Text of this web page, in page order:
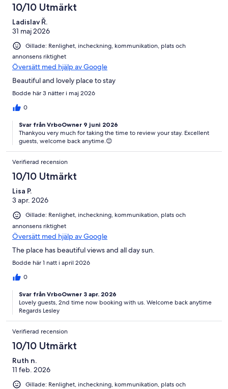
10/10 Utmärkt
Ladislav Ř.
31 maj 2026
Gillade: Renlighet, incheckning, kommunikation, plats och
annonsens riktighet
Översätt med hjälp av Google
Beautiful and lovely place to stay
Bodde här 3 nätter i maj 2026
0
Svar från VrboOwner 9 juni 2026
Thankyou very much for taking the time to review your stay. Excellent
guests, welcome back anytime.😊
Verifierad recension
10/10 Utmärkt
Lisa P.
3 apr. 2026
Gillade: Renlighet, incheckning, kommunikation, plats och
annonsens riktighet
Översätt med hjälp av Google
The place has beautiful views and all day sun.
Bodde här 1 natt i april 2026
0
Svar från VrboOwner 3 apr. 2026
Lovely guests, 2nd time now booking with us. Welcome back anytime
Regards Lesley
Verifierad recension
10/10 Utmärkt
Ruth n.
11 feb. 2026
Gillade: Renlighet, incheckning, kommunikation, plats och